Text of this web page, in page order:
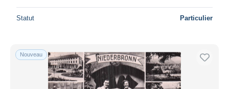
Statut Particulier
Nouveau